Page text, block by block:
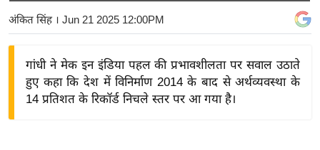
बि
ज़
द्यो
अंकित सिंह। Jun 21 2025 12:00PM
गांधी ने मेक इन इंडिया पहल की प्रभावशीलता पर सवाल उठाते
हुए कहा कि देश में विनिर्माण 2014 के बाद से अर्थव्यवस्था के
14 प्रतिशत के रिकॉर्ड निचले स्तर पर आ गया है।